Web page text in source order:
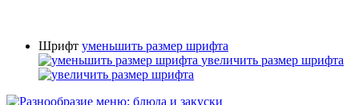
Шрифт уменьшить размер шрифта
увеличить размер шрифта